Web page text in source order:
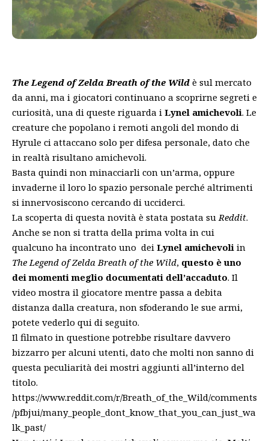
The Legend of Zelda Breath of the Wild è sul mercato
da anni, ma i giocatori continuano a scoprirne segreti e
curiosità, una di queste riguarda i Lynel amichevoli. Le
creature che popolano i remoti angoli del mondo di
Hyrule ci attaccano solo per difesa personale, dato che
in realtà risultano amichevoli.
Basta quindi non minacciarli con un’arma, oppure
invaderne il loro lo spazio personale perché altrimenti
si innervosiscono cercando di ucciderci.
La scoperta di questa novità è stata postata suReddit.
Anche se non si tratta della prima volta in cui
qualcuno ha incontrato uno dei Lynel amichevoli in
The Legend of Zelda Breath of the Wild, questo è uno
dei momenti meglio documentati dell’accaduto. Il
video mostra il giocatore mentre passa a debita
distanza dalla creatura, non sfoderando le sue armi,
potete vederlo qui di seguito.
Il filmato in questione potrebbe risultare davvero
bizzarro per alcuni utenti, dato che molti non sanno di
questa peculiarità dei mostri aggiunti all’interno del
titolo.
https://www.reddit.com/r/Breath_of_the_Wild/comments
/pfbjui/many_people_dont_know_that_you_can_just_wa
lk_past/